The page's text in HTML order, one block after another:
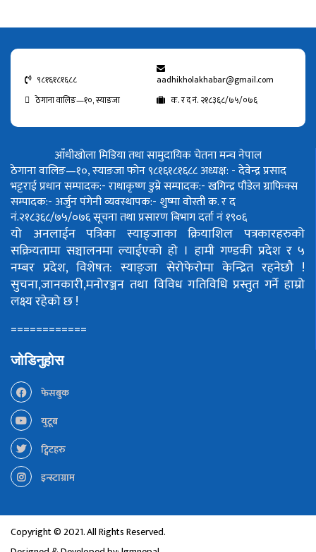
९८१६१८१६८८
aadhikholakhabar@gmail.com
ठेगाना वालिङ—१०, स्याङजा
क. र द नं. २१८३६८/७५/०७६
आँधीखोला मिडिया तथा सामुदायिक चेतना मन्च नेपाल
ठेगाना वालिङ—१०, स्याङजा फोन ९८१६१८१६८८अध्यक्ष: - देवेन्द्र प्रसाद
भट्टराईप्रधान सम्पादक:- राधाकृष्ण डुम्रेसम्पादक:- खगिन्द्र पौडेलग्राफिक्स
सम्पादक:- अर्जुन पंगेनीव्यवस्थापक:- शुष्मा वोस्तीक. र द
नं.२१८३६८/७५/०७६सूचना तथा प्रसारण बिभाग दर्ता नं १९०६
यो अनलाईन पत्रिका स्याङ्जाका क्रियाशिल पत्रकारहरुको
सक्रियतामा सञ्चालनमा ल्याईएको हो । हामी गण्डकी प्रदेश र ५
नम्बर प्रदेश, विशेषत: स्याङ्जा सेरोफेरोमा केन्द्रित रहनेछौ !
सुचना,जानकारी,मनोरञ्जन तथा विविध गतिविधि प्रस्तुत गर्ने हाम्रो
लक्ष्य रहेको छ !
============
जोडिनुहोस
फेसबुक
युटूब
ट्विटहरु
इन्स्टाग्राम
Copyright © 2021. All Rights Reserved.